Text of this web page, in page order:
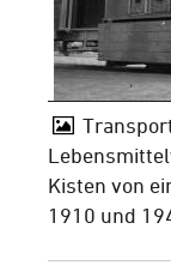
Kisten von
1910 und